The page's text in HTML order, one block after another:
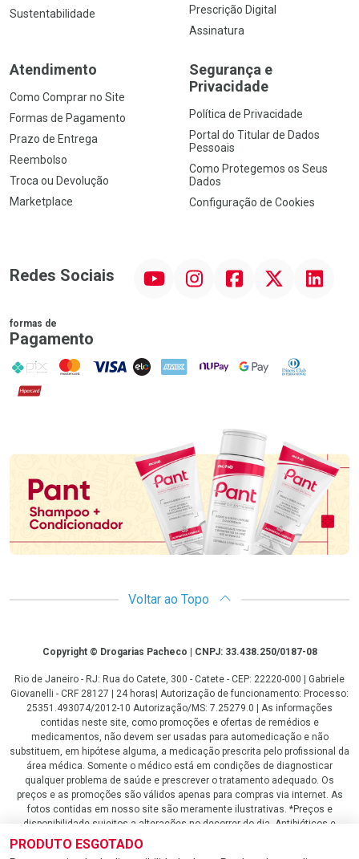
PRODUTO ESGOTADO
Sustentabilidade
Prescrição Digital
Assinatura
Atendimento
Como Comprar no Site
Formas de Pagamento
Prazo de Entrega
Reembolso
Troca ou Devolução
Marketplace
Segurança e
Privacidade
Política de Privacidade
Portal do Titular de Dados
Pessoais
Como Protegemos os Seus
Dados
Configuração de Cookies
Redes Sociais InstagramFacebook Linkedin
formas de
Pagamento
PIX MasterCard
VISA ELO AMEX NuPay Google PayDiners Club
Hipercard
Promoção em Destaque
Voltar ao Topo
CopyrightCopyright © Drogarias Pacheco | CNPJ: 33.438.250/0187-08
Rio de Janeiro - RJ: Rua do Catete, 300 - Catete - CEP: 22220-000 | Gabriele
Giovanelli - CRF 28127 | 24 horas| Autorização de funcionamento: Processo:
25351.493074/2012-10 Autorização/MS: 7.25279.0 | As informações
contidas neste site, como promoções e ofertas de remédios e
medicamentos, não devem ser usadas para automedicação e não
substituem, em hipótese alguma, a medicação prescrita pelo profissional da
área médica. Somente o médico está em condições de diagnosticar
qualquer problema de saúde e prescrever o tratamento adequado. Os
preços e as promoções são válidos apenas para compras via internet. As
fotos contidas em nosso site são meramente ilustrativas. *Preços e
disponibilidade sujeitos a alterações no decorrer do dia. Antibióticos e
antimicrobianos vendas apenas em lojas físicas ou televendas. Portaria nº
344 - 01/02/1999 - Ministério da Saúde. Horário de funcionamento Central